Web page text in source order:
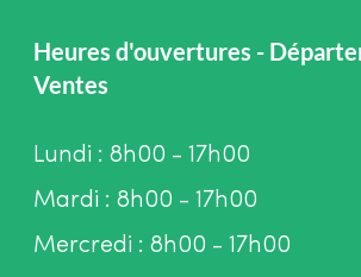
Heures d'ouvertures -
Ventes
Lundi : 8h00 - 17h00
Mardi : 8h00 - 17h00
Mercredi : 8h00 - 17h00